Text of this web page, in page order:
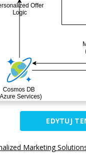
EDYTUJ
Marketing